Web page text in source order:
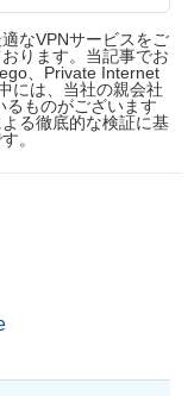
なVPNサービスをご
ります。当記事でお
、Private Internet
には、当社の親会社
るものがございます
る徹底的な検証に基
。